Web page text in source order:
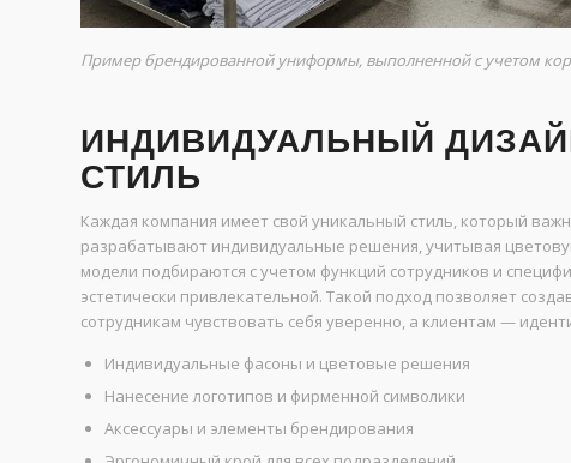
Пример брендированной униформы, выполненной с учетом
ИНДИВИДУАЛЬНЫЙ
СТИЛЬ
Каждая компания имеет свой уникальный стиль, который
разрабатывают индивидуальные решения, учитывая
модели подбираются с учетом функций сотрудников и
эстетически привлекательной. Такой подход позволяет
сотрудникам чувствовать себя уверенно, а клиентам —
Индивидуальные фасоны и цветовые решения
Нанесение логотипов и фирменной символики
Аксессуары и элементы брендирования